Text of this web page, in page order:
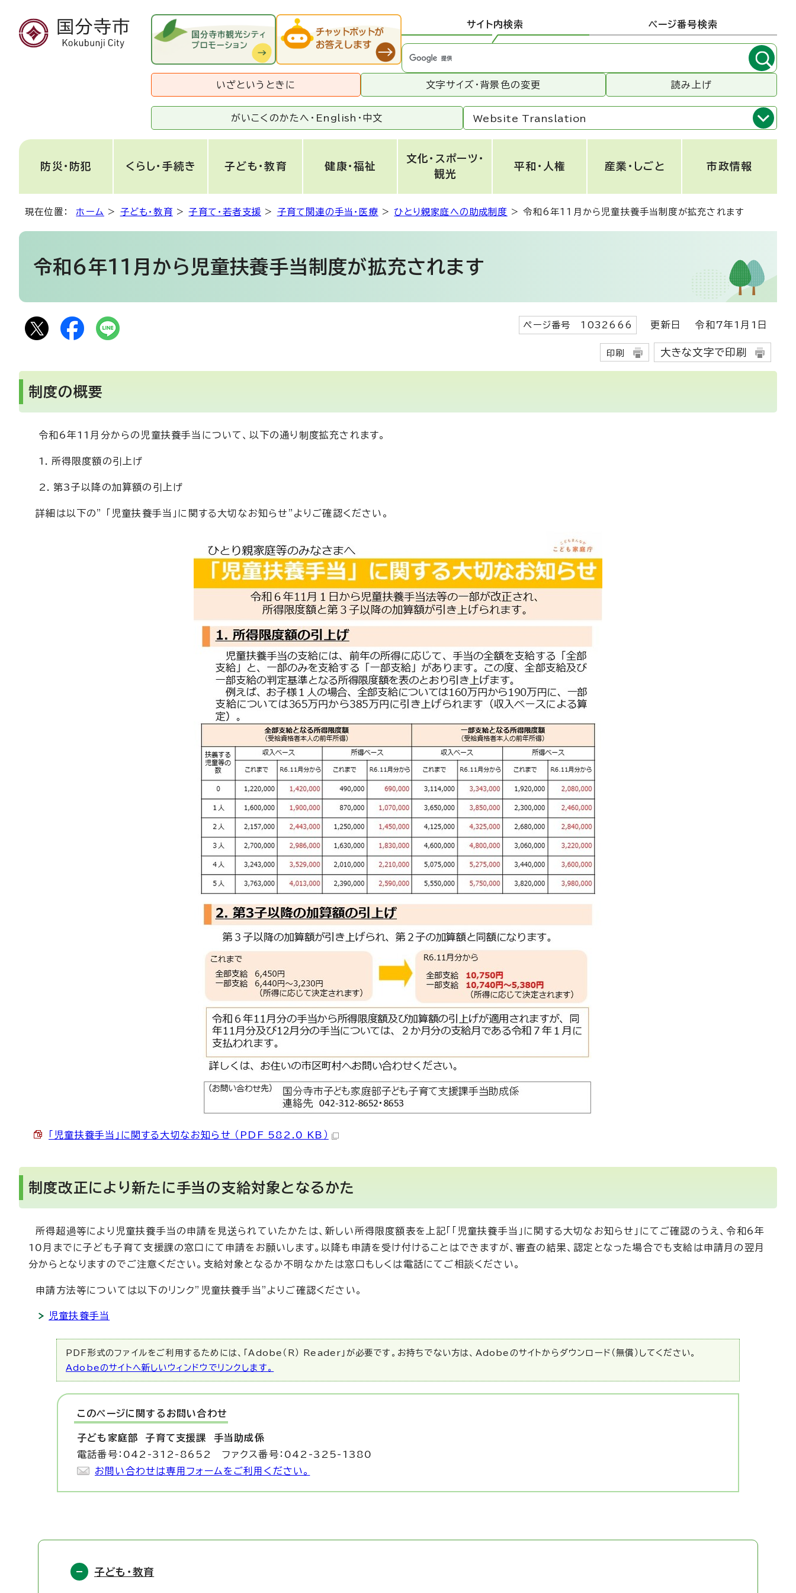
サイト内検索 ページ番号検索
いざというときに 文字サイズ・背景色の変更 読み上げ
がいこくのかたへ・ English ・ 中文 Website Translation
防災・防犯 くらし・手続き 子ども・教育 健康・福祉
文化・スポーツ・
観光
平和・人権 産業・しごと 市政情報
現在位置： ホーム > 子ども・教育 >子育て・若者支援 > 子育て関連の手当・医療 >ひとり親家庭への助成制度 >令和6年11月から児童扶養手当制度が拡充されます
令和6年11月から児童扶養手当制度が拡充されます
ページ番号 1032666 更新日 令和7年1月1日
印刷 大きな文字で印刷
制度の概要
令和6年11月分からの児童扶養手当について、以下の通り制度拡充されます。
1．所得限度額の引上げ
2．第3子以降の加算額の引上げ
詳細は以下の” 「児童扶養手当」に関する大切なお知らせ”よりご確認ください。
「児童扶養手当」に関する大切なお知らせ （PDF 582.0 KB）
制度改正により新たに手当の支給対象となるかた
所得超過等により児童扶養手当の申請を見送られていたかたは、新しい所得限度額表を上記「「児童扶養手当」に関する大切なお知らせ」にてご確認のうえ、令和6年
10月までに子ども子育て支援課の窓口にて申請をお願いします。以降も申請を受け付けることはできますが、審査の結果、認定となった場合でも支給は申請月の翌月
分からとなりますのでご注意ください。支給対象となるか不明なかたは窓口もしくは電話にてご相談ください。
申請方法等については以下のリンク”児童扶養手当”よりご確認ください。
児童扶養手当
PDF形式のファイルをご利用するためには、「Adobe（R） Reader」が必要です。お持ちでない方は、Adobeのサイトからダウンロード（無償）してください。
Adobeのサイトへ新しいウィンドウでリンクします。
このページに関する お問い合わせ
子ども家庭部 子育て支援課
手当助成係
電話番号：042-312-8652 ファクス番号：042-325-1380
お問い合わせは専用フォームをご利用ください。
子ども・教育